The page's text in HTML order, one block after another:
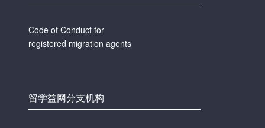
Code of Conduct for
registered migration agents
留学益网分支机构